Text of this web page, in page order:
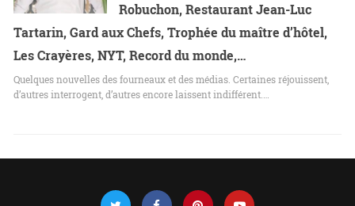
Robuchon, Restaurant Jean-Luc
Tartarin, Gard aux Chefs, Trophée du maître d’hôtel,
Les Crayères, NYT, Record du monde,…
Quelques nouvelles des fourneaux et des médias. Certaines réjouissent,
d’autres interrogent, d’autres encore laissent indifférent.…